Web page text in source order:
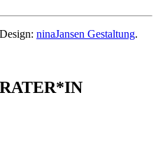
ninaJansen Gestaltung.